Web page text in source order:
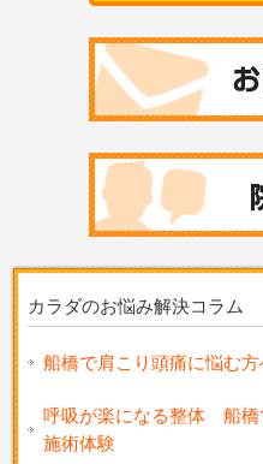
カラダのお悩み解決コラム
船橋で肩こり頭痛に悩む
呼吸が楽になる整体 船橋
施術体験